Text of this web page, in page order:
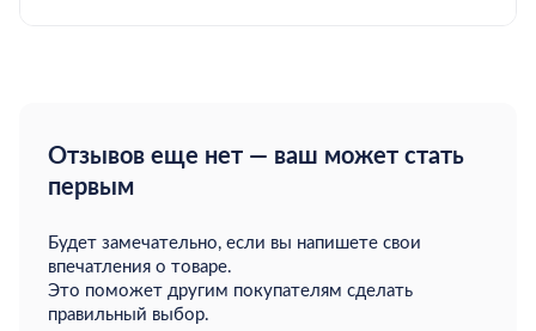
Эффективность: Благодаря оптимизированной
конструкции и материалам, эта шина обеспечивает
эффективное соотношение между
Эта шина является прекрасным выбором для тех, кто
ищет надежные и эффективные шины для своего
Отзывов еще нет — ваш может стать
первым
Будет замечательно, если вы напишете свои
впечатления о товаре.
Это поможет другим покупателям сделать
правильный выбор.